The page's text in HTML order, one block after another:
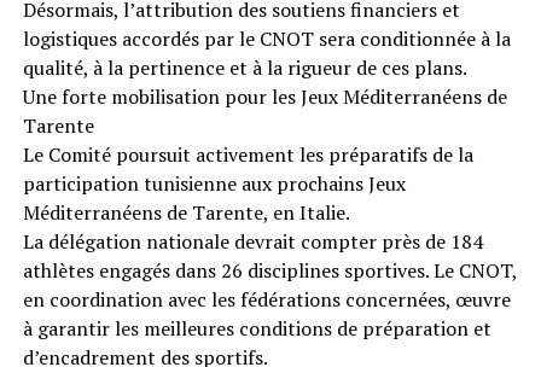
Désormais, l’attribution des soutiens financiers et
logistiques accordés par le CNOT sera conditionnée à la
qualité, à la pertinence et à la rigueur de ces plans.
Une forte mobilisation pour les Jeux Méditerranéens de
Tarente
Le Comité poursuit activement les préparatifs de la
participation tunisienne aux prochains Jeux
Méditerranéens de Tarente, en Italie.
La délégation nationale devrait compter près de 184
athlètes engagés dans 26 disciplines sportives. Le CNOT,
en coordination avec les fédérations concernées, œuvre
à garantir les meilleures conditions de préparation et
d’encadrement des sportifs.